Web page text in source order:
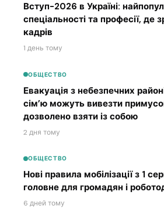
Вступ-2026 в Україні:
спеціальності та професії, де
кадрів
1 день тому
ОБЩЕСТВО
Евакуація з небезпечних
сім’ю можуть вивезти
дозволено взяти із собою
2 дня тому
ОБЩЕСТВО
Нові правила мобілізації з 1
головне для громадян і
6 дней тому